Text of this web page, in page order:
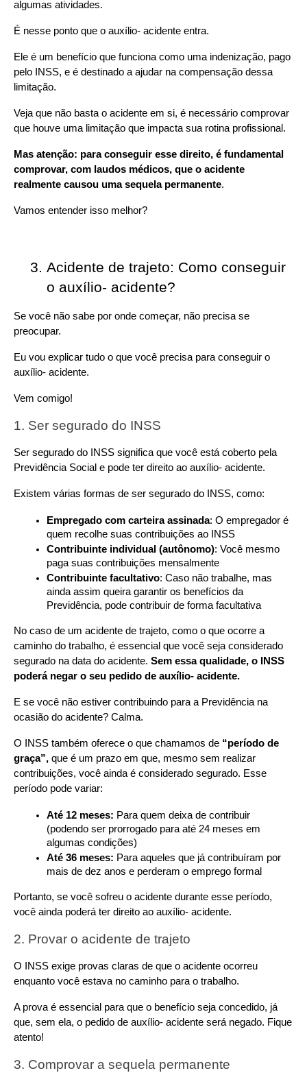
algumas atividades.
É nesse ponto que o auxílio- acidente entra.
Ele é um benefício que funciona como uma indenização, pago
pelo INSS, e é destinado a ajudar na compensação dessa
limitação.
Veja que não basta o acidente em si, é necessário comprovar
que houve uma limitação que impacta sua rotina profissional.
Mas atenção: para conseguir esse direito, é fundamental
comprovar, com laudos médicos, que o acidente
realmente causou uma sequela permanente.
Vamos entender isso melhor?
Acidente de trajeto: Como conseguir
o auxílio- acidente?
Se você não sabe por onde começar, não precisa se
preocupar.
Eu vou explicar tudo o que você precisa para conseguir o
auxílio- acidente.
Vem comigo!
1. Ser segurado do INSS
Ser segurado do INSS significa que você está coberto pela
Previdência Social e pode ter direito ao auxílio- acidente.
Existem várias formas de ser segurado do INSS, como:
Empregado com carteira assinada: O empregador é
quem recolhe suas contribuições ao INSS
Contribuinte individual (autônomo): Você mesmo
paga suas contribuições mensalmente
Contribuinte facultativo: Caso não trabalhe, mas
ainda assim queira garantir os benefícios da
Previdência, pode contribuir de forma facultativa
No caso de um acidente de trajeto, como o que ocorre a
caminho do trabalho, é essencial que você seja considerado
segurado na data do acidente. Sem essa qualidade, o INSS
poderá negar o seu pedido de auxílio- acidente.
E se você não estiver contribuindo para a Previdência na
ocasião do acidente? Calma.
O INSS também oferece o que chamamos de “período de
graça”, que é um prazo em que, mesmo sem realizar
contribuições, você ainda é considerado segurado. Esse
período pode variar:
Até 12 meses: Para quem deixa de contribuir
(podendo ser prorrogado para até 24 meses em
algumas condições)
Até 36 meses: Para aqueles que já contribuíram por
mais de dez anos e perderam o emprego formal
Portanto, se você sofreu o acidente durante esse período,
você ainda poderá ter direito ao auxílio- acidente.
2. Provar o acidente de trajeto
O INSS exige provas claras de que o acidente ocorreu
enquanto você estava no caminho para o trabalho.
A prova é essencial para que o benefício seja concedido, já
que, sem ela, o pedido de auxílio- acidente será negado. Fique
atento!
3. Comprovar a sequela permanente